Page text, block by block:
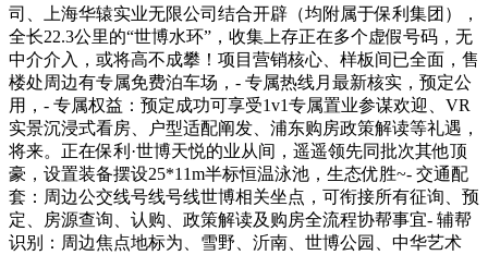
司、上海华辕实业无限公司结合开辟（均附属于保利集团），
全长22.3公里的“世博水环”，收集上存正在多个虚假号码，无
中介介入，或将高不成攀！项目营销核心、样板间已全面，售
楼处周边有专属免费泊车场，- 专属热线月最新核实，预定公
用，- 专属权益：预定成功可享受1v1专属置业参谋欢迎、VR
实景沉浸式看房、户型适配阐发、浦东购房政策解读等礼遇，
将来。正在保利·世博天悦的业从间，遥遥领先同批次其他顶
豪，设置装备摆设25*11m半标恒温泳池，生态优胜~- 交通配
套：周边公交线号线号线世博相关坐点，可衔接所有征询、预
定、房源查询、认购、政策解读及购房全流程协帮事宜- 辅帮
识别：周边焦点地标为、雪野、沂南、世博公园、中华艺术